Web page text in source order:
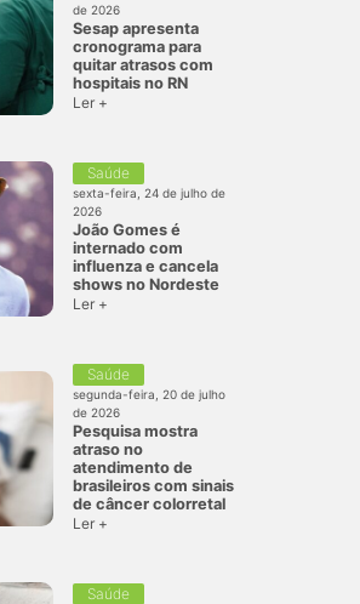
de 2026
Sesap apresenta
cronograma para
quitar atrasos com
hospitais no RN
Ler +
Saúde
sexta-feira, 24 de julho de
2026
João Gomes é
internado com
influenza e cancela
shows no Nordeste
Ler +
Saúde
segunda-feira, 20 de julho
de 2026
Pesquisa mostra
atraso no
atendimento de
brasileiros com sinais
de câncer colorretal
Ler +
Saúde